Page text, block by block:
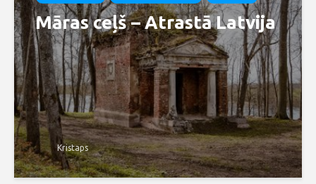
Māras ceļš – Atrastā Latvija
Kristaps